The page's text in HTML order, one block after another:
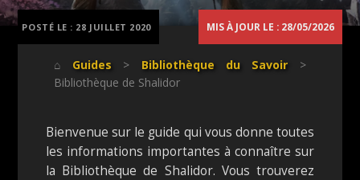
MIS À JOUR LE : 28/05/2026
⌂ Guides > Bibliothèque du Savoir >
Bibliothèque de Shalidor
Bienvenue sur le guide qui vous donne toutes
les informations importantes à connaître sur
la Bibliothèque de Shalidor. Vous trouverez
POSTÉ LE : 28 JUILLET 2020